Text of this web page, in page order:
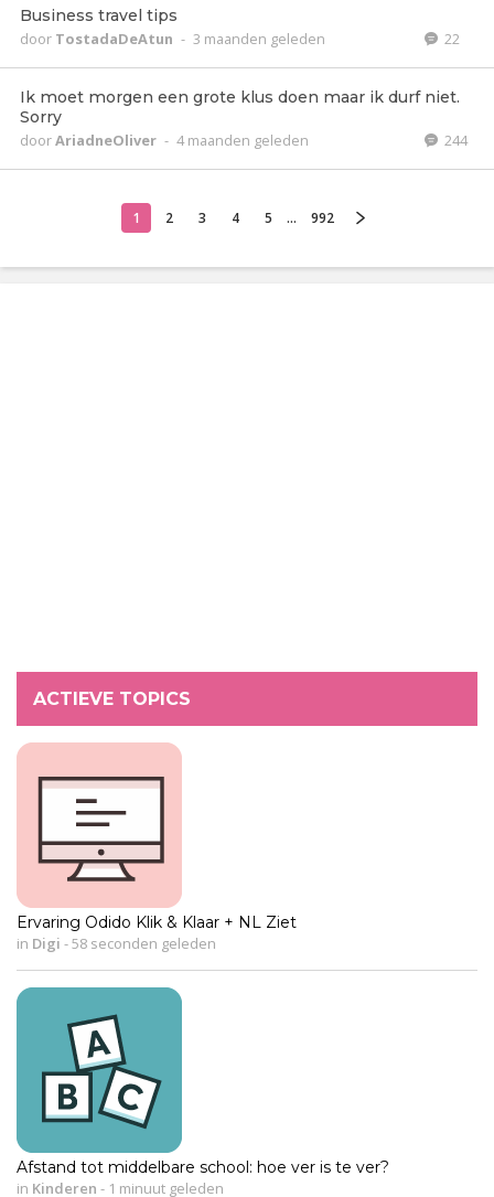
Business travel tips
door TostadaDeAtun - 3 maanden geleden 22
Ik moet morgen een grote klus doen maar ik durf niet.
Sorry
doorAriadneOliver - 4 maanden geleden 244
1 2 3 4 5 ... 992
ACTIEVE TOPICS
Ervaring Odido Klik & Klaar + NL Ziet
in Digi -58 seconden geleden
Afstand tot middelbare school: hoe ver is te ver?
in Kinderen - 1 minuut geleden